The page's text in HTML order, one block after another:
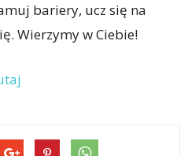
bariery, ucz się na
Wierzymy w Ciebie!